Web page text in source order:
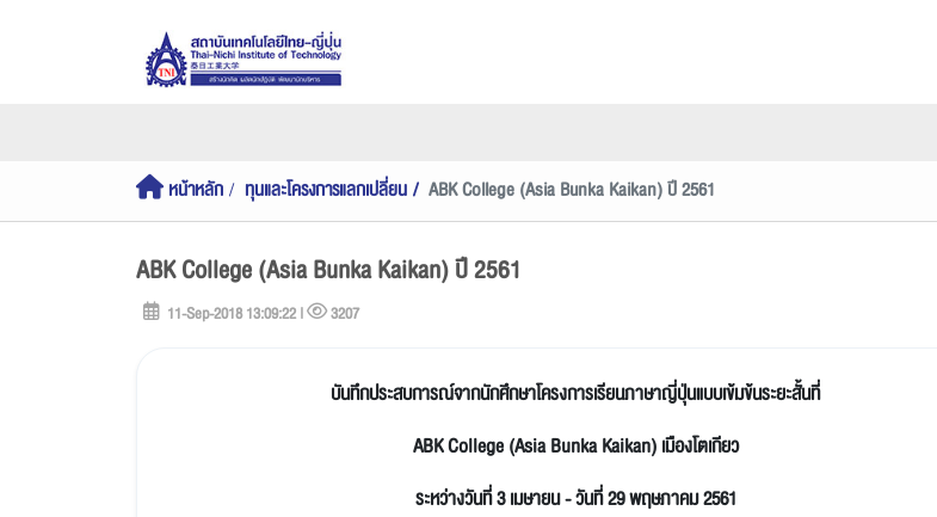
หน้าหลัก ทุนและโครงการแลกเปลี่ยน ABK College (Asia Bunka Kaikan) ปี 2561
ABK College (Asia Bunka Kaikan) ปี 2561
11-Sep-2018 13:09:22 | 3207
บันทึกประสบการณ์จากนักศึกษาโครงการเรียนภาษาญี่ปุ่นแบบเข้มข้นระยะสั้นที่
ABK College (Asia Bunka Kaikan) เมืองโตเกียว
ระหว่างวันที่ 3 เมษายน - วันที่ 29 พฤษภาคม 2561